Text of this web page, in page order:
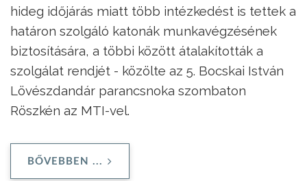
hideg időjárás miatt több intézkedést is tettek a
határon szolgáló katonák munkavégzésének
biztosítására, a többi között átalakították a
szolgálat rendjét - közölte az 5. Bocskai István
Lövészdandár parancsnoka szombaton
Röszkén az MTI-vel.
BŐVEBBEN ...